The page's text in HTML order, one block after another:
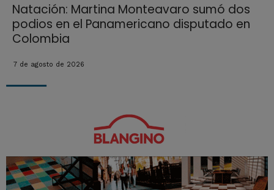
Natación: Martina Monteavaro sumó dos
podios en el Panamericano disputado en
Colombia
7 de agosto de 2026